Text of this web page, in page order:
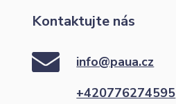
Kontaktujte nás
info@paua.cz
+420776274595